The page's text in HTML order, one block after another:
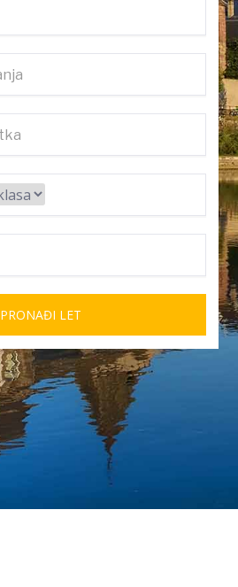
PRONAĐI LET